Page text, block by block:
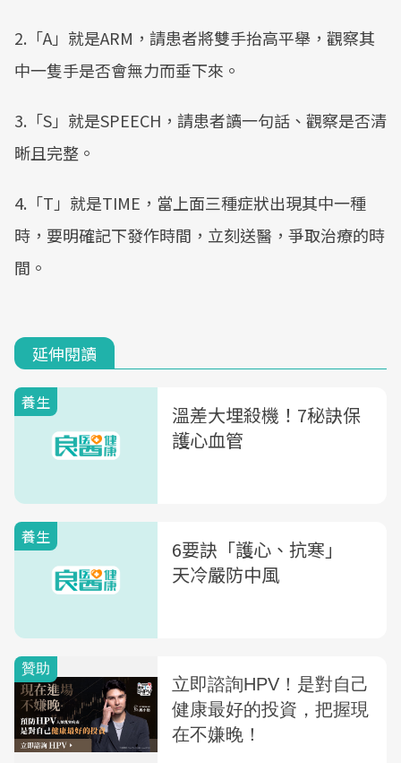
2.「A」就是ARM，請患者將雙手抬高平舉，觀察其
中一隻手是否會無力而垂下來。
3.「S」就是SPEECH，請患者讀一句話、觀察是否清
晰且完整。
4.「T」就是TIME，當上面三種症狀出現其中一種
時，要明確記下發作時間，立刻送醫，爭取治療的時
間。
延伸閱讀
養生
溫差大埋殺機！7秘訣保
護心血管
養生
6要訣「護心、抗寒」
天冷嚴防中風